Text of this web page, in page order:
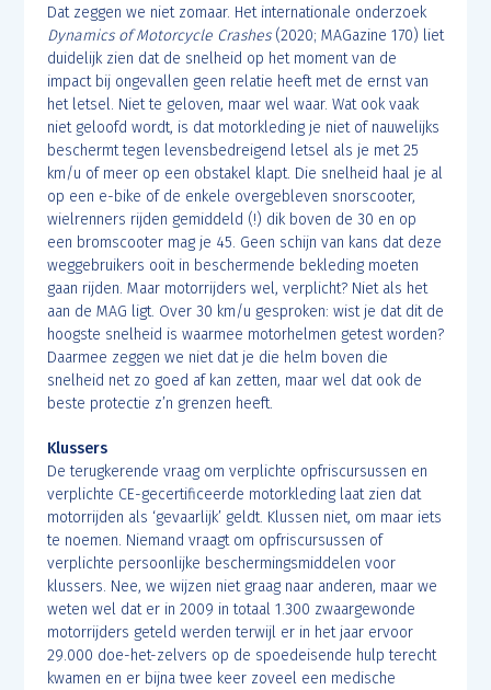
Dat zeggen we niet zomaar. Het internationale onderzoek
Dynamics of Motorcycle Crashes(2020; MAGazine 170) liet
duidelijk zien dat de snelheid op het moment van de
impact bij ongevallen geen relatie heeft met de ernst van
het letsel. Niet te geloven, maar wel waar. Wat ook vaak
niet geloofd wordt, is dat motorkleding je niet of nauwelijks
beschermt tegen levensbedreigend letsel als je met 25
km/u of meer op een obstakel klapt. Die snelheid haal je al
op een e-bike of de enkele overgebleven snorscooter,
wielrenners rijden gemiddeld (!) dik boven de 30 en op
een bromscooter mag je 45. Geen schijn van kans dat deze
weggebruikers ooit in beschermende bekleding moeten
gaan rijden. Maar motorrijders wel, verplicht? Niet als het
aan de MAG ligt. Over 30 km/u gesproken: wist je dat dit de
hoogste snelheid is waarmee motorhelmen getest worden?
Daarmee zeggen we niet dat je die helm boven die
snelheid net zo goed af kan zetten, maar wel dat ook de
beste protectie z’n grenzen heeft.
Klussers
De terugkerende vraag om verplichte opfriscursussen en
verplichte CE-gecertificeerde motorkleding laat zien dat
motorrijden als ‘gevaarlijk’ geldt. Klussen niet, om maar iets
te noemen. Niemand vraagt om opfriscursussen of
verplichte persoonlijke beschermingsmiddelen voor
klussers. Nee, we wijzen niet graag naar anderen, maar we
weten wel dat er in 2009 in totaal 1.300 zwaargewonde
motorrijders geteld werden terwijl er in het jaar ervoor
29.000 doe-het-zelvers op de spoedeisende hulp terecht
kwamen en er bijna twee keer zoveel een medische